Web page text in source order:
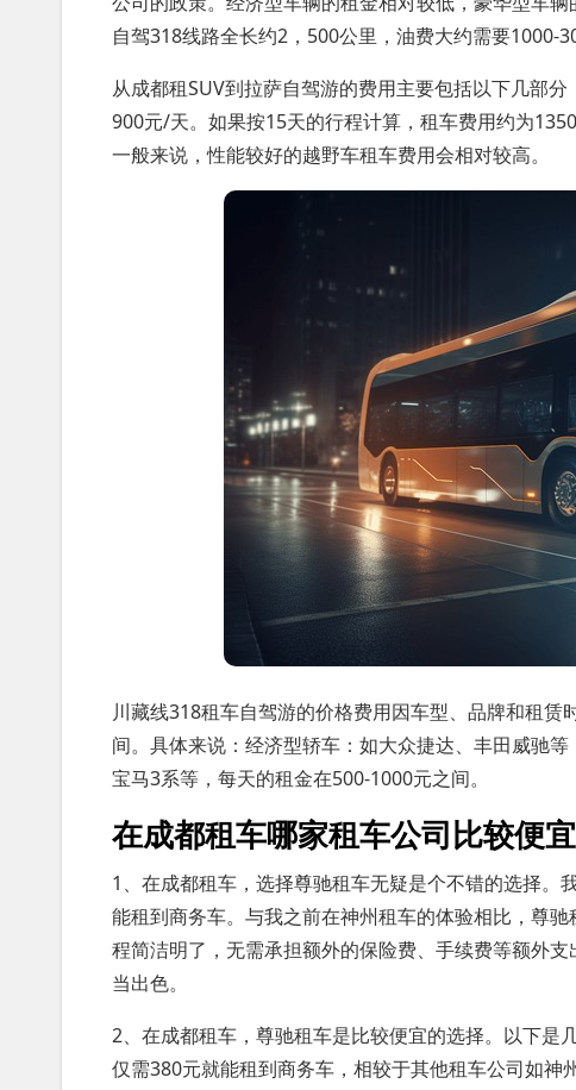
自驾318线路全长约2，500公里，油费大约需要1000-
从成都租SUV到拉萨自驾游的费用主要包括以下几部
900元/天。如果按15天的行程计算，租车费用约为
一般来说，性能较好的越野车租车费用会相对较高。
川藏线318租车自驾游的价格费用因车型、品牌和租
间。具体来说：经济型轿车：如大众捷达、丰田威驰
宝马3系等，每天的租金在500-1000元之间。
在成都租车哪家租车公司比较便
1、在成都租车，选择尊驰租车无疑是个不错的选择
能租到商务车。与我之前在神州租车的体验相比，尊
程简洁明了，无需承担额外的保险费、手续费等额外
当出色。
2、在成都租车，尊驰租车是比较便宜的选择。以下是
仅需380元就能租到商务车，相较于其他租车公司如